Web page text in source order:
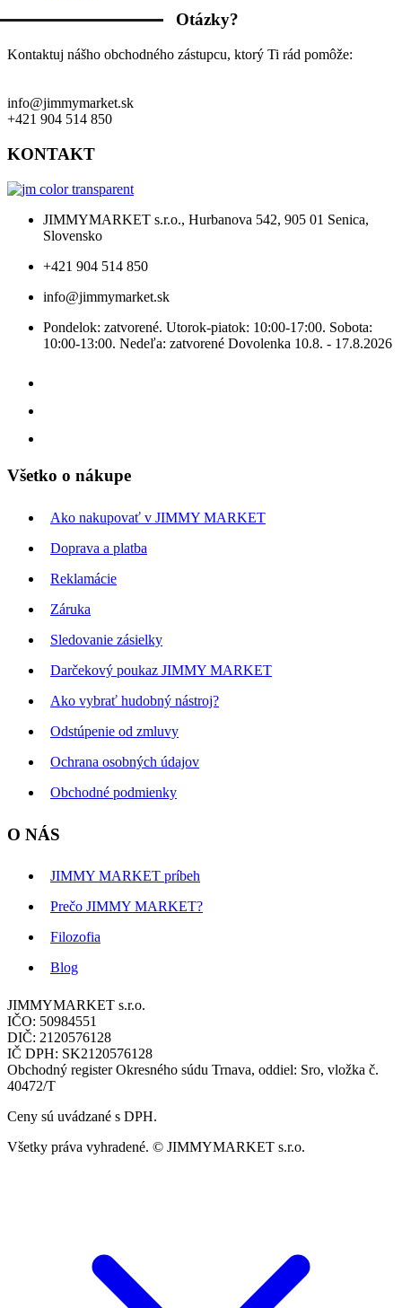
Otázky?
Kontaktuj nášho obchodného zástupcu, ktorý Ti rád pomôže:
info@jimmymarket.sk
+421 904 514 850
KONTAKT
JIMMYMARKET s.r.o., Hurbanova 542, 905 01 Senica,
Slovensko
+421 904 514 850
info@jimmymarket.sk
Pondelok: zatvorené. Utorok-piatok: 10:00-17:00. Sobota:
10:00-13:00. Nedeľa: zatvorené Dovolenka 10.8. - 17.8.2026
Všetko o nákupe
Ako nakupovať v JIMMY MARKET
Doprava a platba
Reklamácie
Záruka
Sledovanie zásielky
Darčekový poukaz JIMMY MARKET
Ako vybrať hudobný nástroj?
Odstúpenie od zmluvy
Ochrana osobných údajov
Obchodné podmienky
O NÁS
JIMMY MARKET príbeh
Prečo JIMMY MARKET?
Filozofia
Blog
JIMMYMARKET s.r.o.
IČO: 50984551
DIČ: 2120576128
IČ DPH: SK2120576128
Obchodný register Okresného súdu Trnava, oddiel: Sro, vložka č.
40472/T
Ceny sú uvádzané s DPH.
Všetky práva vyhradené. © JIMMYMARKET s.r.o.